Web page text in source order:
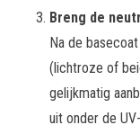
Breng de
Na de
(lichtroze of
gelijkmatig
uit onder de